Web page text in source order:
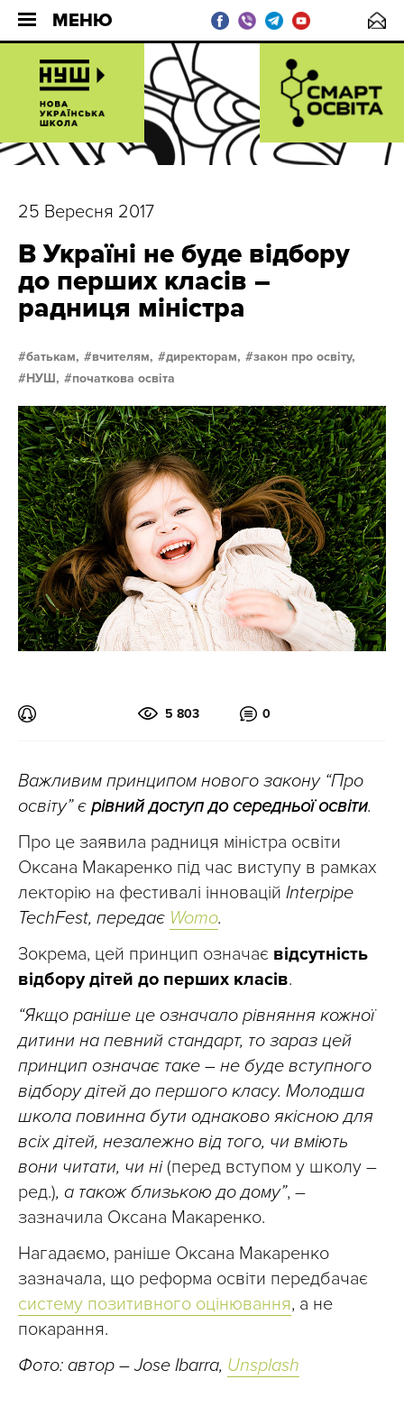
МЕНЮ
25 Вересня 2017
В Україні не буде відбору
до перших класів –
радниця міністра
батькам, вчителям, директорам,
закон про освіту,
НУШ,
початкова освіта
5 803 0
Важливим принципом нового закону “Про
освіту” є рівний доступ до середньої освіти.
Про це заявила радниця міністра освіти
Оксана Макаренко під час виступу в рамках
лекторію на фестивалі інновацій Interpipe
TechFest, передає Womo.
Зокрема, цей принцип означає відсутність
відбору дітей до перших класів.
“Якщо раніше це означало рівняння кожної
дитини на певний стандарт, то зараз цей
принцип означає таке – не буде вступного
відбору дітей до першого класу. Молодша
школа повинна бути однаково якісною для
всіх дітей, незалежно від того, чи вміють
вони читати, чи ні (перед вступом у школу –
ред.), а також близькою до дому”, –
зазначила Оксана Макаренко.
Нагадаємо, раніше Оксана Макаренко
зазначала, що реформа освіти передбачає
систему позитивного оцінювання, а не
покарання.
Фото: автор – Jose Ibarra, Unsplash